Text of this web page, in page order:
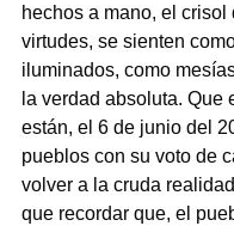
hechos a mano, el crisol
virtudes, se sienten
iluminados, como
la verdad absoluta. Que
están, el 6 de junio del
pueblos con su voto de
volver a la cruda
que recordar que, el